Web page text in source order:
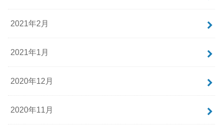
2021年2月
2021年1月
2020年12月
2020年11月